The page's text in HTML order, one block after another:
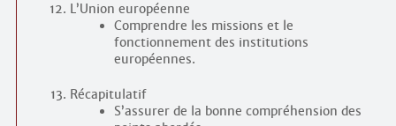
L’Union européenne
Comprendre les missions et le
fonctionnement des institutions
européennes.
Récapitulatif
S’assurer de la bonne compréhension des